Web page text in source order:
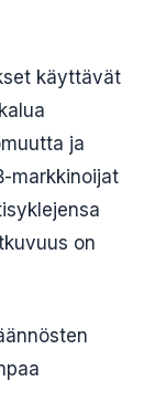
käyttävät
ja
markkinoijat
on